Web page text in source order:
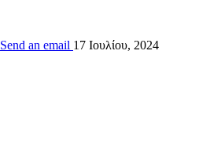
Send an email 17 Ιουλίου, 2024